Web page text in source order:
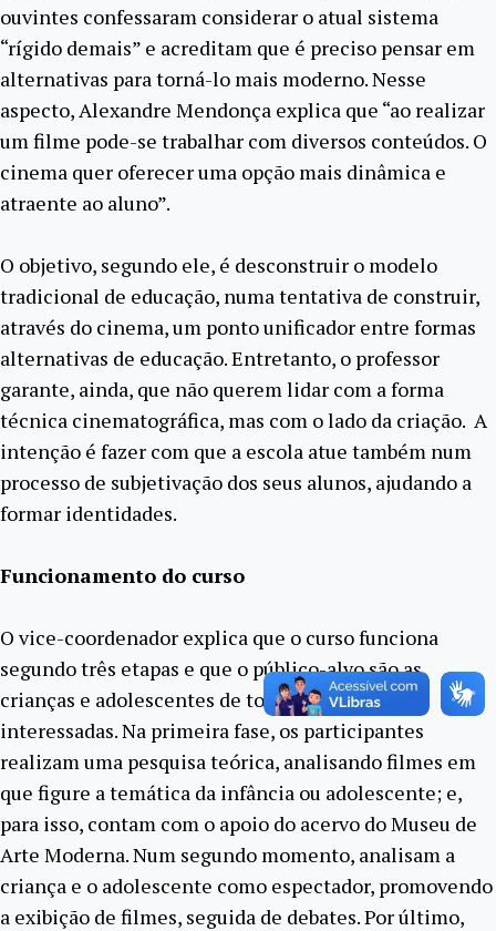
ouvintes confessaram considerar o atual sistema
“rígido demais” e acreditam que é preciso pensar em
alternativas para torná-lo mais moderno. Nesse
aspecto, Alexandre Mendonça explica que “ao realizar
um filme pode-se trabalhar com diversos conteúdos. O
cinema quer oferecer uma opção mais dinâmica e
atraente ao aluno”.
O objetivo, segundo ele, é desconstruir o modelo
tradicional de educação, numa tentativa de construir,
através do cinema, um ponto unificador entre formas
alternativas de educação. Entretanto, o professor
garante, ainda, que não querem lidar com a forma
técnica cinematográfica, mas com o lado da criação. A
intenção é fazer com que a escola atue também num
processo de subjetivação dos seus alunos, ajudando a
formar identidades.
Funcionamento do curso
O vice-coordenador explica que o curso funciona
segundo três etapas e que o público-alvo são as
crianças e adolescentes de todas as escolas
interessadas. Na primeira fase, os participantes
realizam uma pesquisa teórica, analisando filmes em
que figure a temática da infância ou adolescente; e,
para isso, contam com o apoio do acervo do Museu de
Arte Moderna. Num segundo momento, analisam a
criança e o adolescente como espectador, promovendo
a exibição de filmes, seguida de debates. Por último,